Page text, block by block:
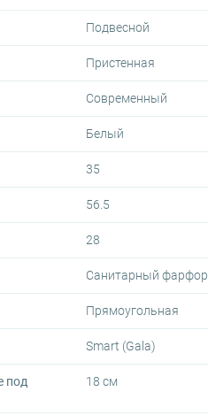
Подвесной
Пристенная
Современный
Белый
35
56.5
28
Санитарный фарфор
Прямоугольная
Smart (Gala)
под
18 см